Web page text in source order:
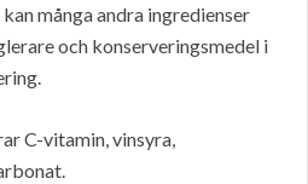
många andra ingredienser
och konserveringsmedel i
C-vitamin, vinsyra,